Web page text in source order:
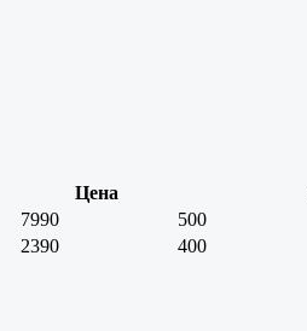
Цена
7990 500
2390 400